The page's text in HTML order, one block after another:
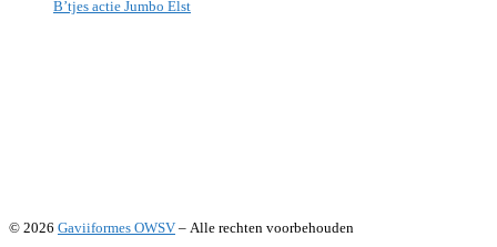
B’tjes actie Jumbo Elst
© 2026 Gaviiformes OWSV – Alle rechten voorbehouden